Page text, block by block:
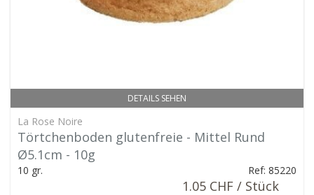
DETAILS SEHEN
La Rose Noire
Törtchenboden glutenfreie - Mittel Rund
Ø5.1cm - 10g
10 gr. Ref: 85220
1.05 CHF / Stück